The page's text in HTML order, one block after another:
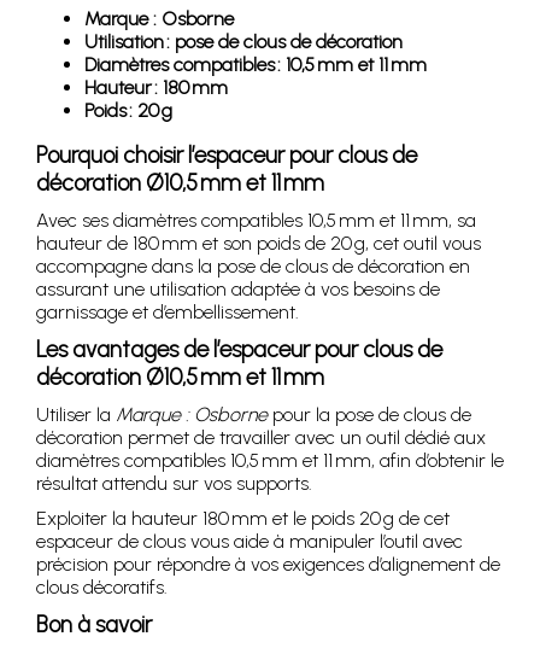
Marque : Osborne
Utilisation : pose de clous de décoration
Diamètres compatibles : 10,5 mm et 11 mm
Hauteur : 180 mm
Poids : 20 g
Pourquoi choisir l’espaceur pour clous de
décoration Ø10,5 mm et 11 mm
Avec ses diamètres compatibles 10,5 mm et 11 mm, sa
hauteur de 180 mm et son poids de 20 g, cet outil vous
accompagne dans la pose de clous de décoration en
assurant une utilisation adaptée à vos besoins de
garnissage et d’embellissement.
Les avantages de l’espaceur pour clous de
décoration Ø10,5 mm et 11 mm
Utiliser la Marque : Osbornepour la pose de clous de
décoration permet de travailler avec un outil dédié aux
diamètres compatibles 10,5 mm et 11 mm, afin d’obtenir le
résultat attendu sur vos supports.
Exploiter la hauteur 180 mm et le poids 20 g de cet
espaceur de clous vous aide à manipuler l’outil avec
précision pour répondre à vos exigences d’alignement de
clous décoratifs.
Bon à savoir